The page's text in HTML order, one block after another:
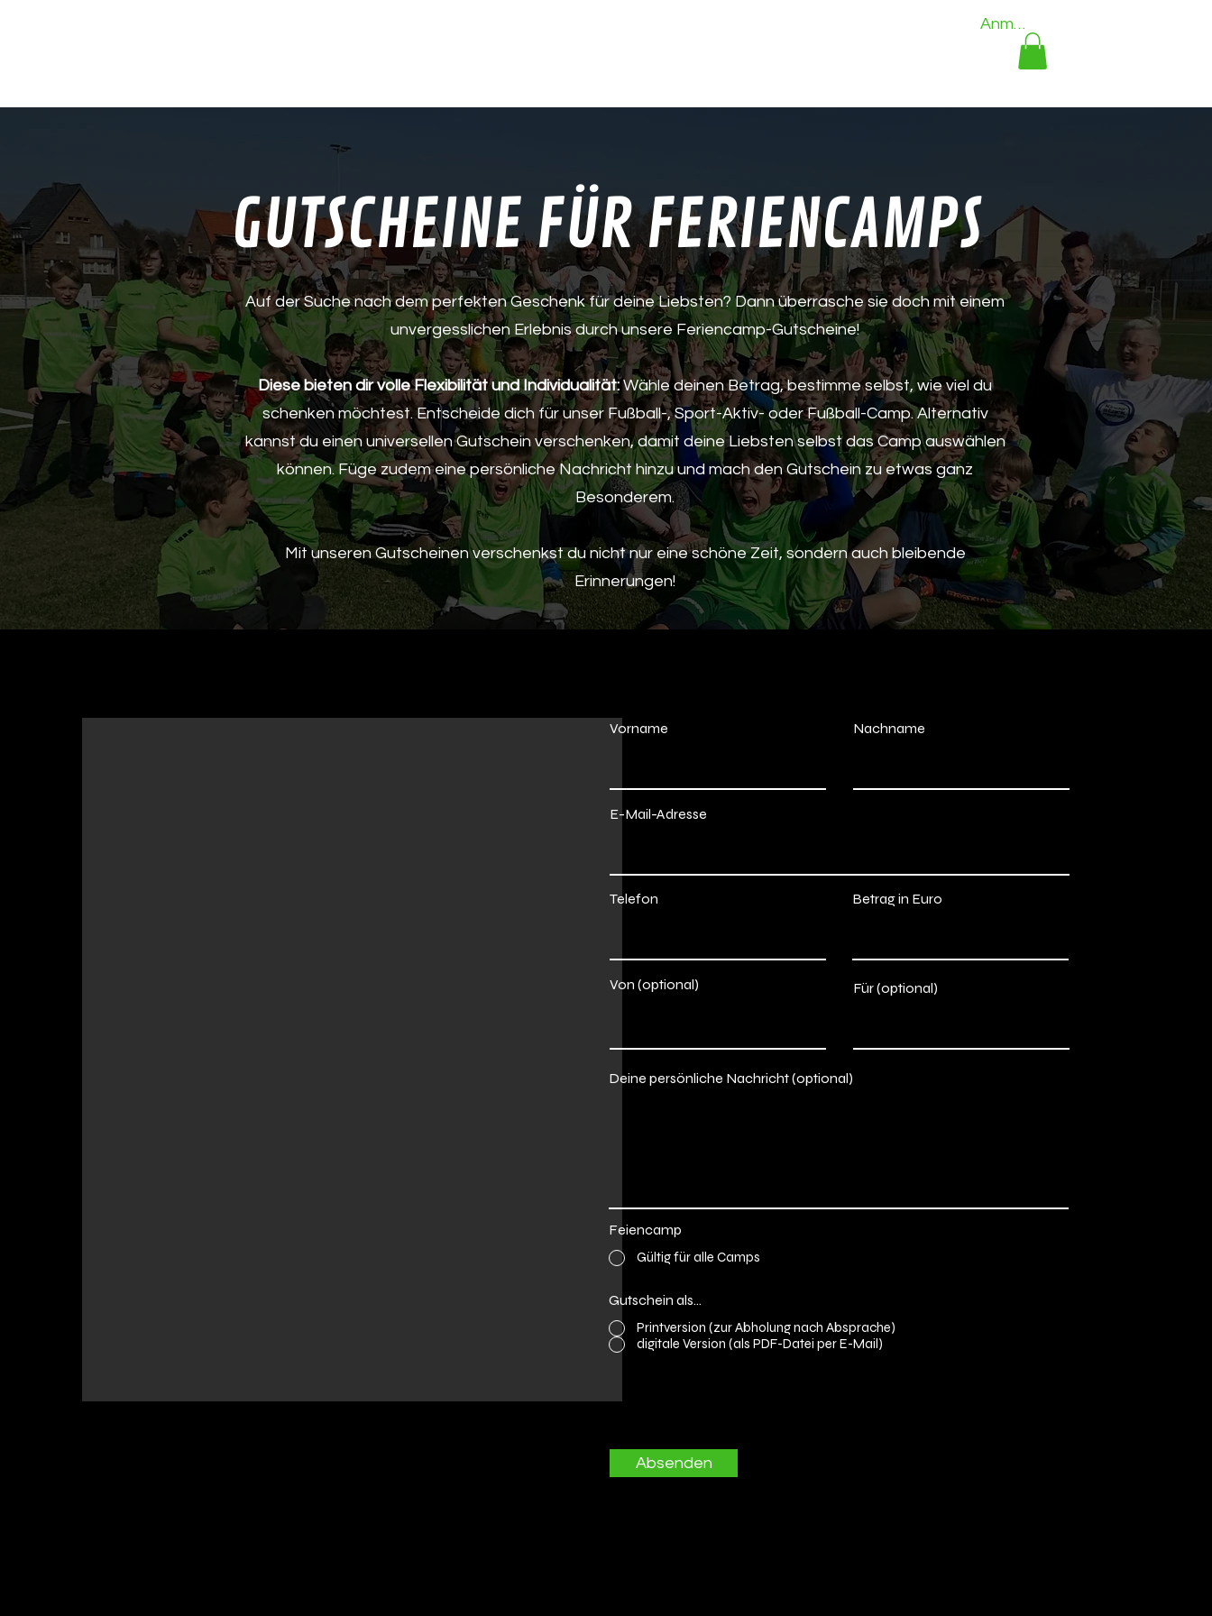
Anmelden
GUTSCHEINE FÜR FERIENCAMPS
Auf der Suche nach dem perfekten Geschenk für deine Liebsten? Dann überrasche sie doch mit einem
unvergesslichen Erlebnis durch unsere Feriencamp-Gutscheine!
Diese bieten dir volle Flexibilität und Individualität:Wähle deinen Betrag, bestimme selbst, wie viel du
schenken möchtest. Entscheide dich für unser Fußball-, Sport-Aktiv- oder Fußball-Camp. Alternativ
kannst du einen universellen Gutschein verschenken, damit deine Liebsten selbst das Camp auswählen
können. Füge zudem eine persönliche Nachricht hinzu und mach den Gutschein zu etwas ganz
Besonderem.
Mit unseren Gutscheinen verschenkst du nicht nur eine schöne Zeit, sondern auch bleibende
Erinnerungen!
Vorname Nachname
E-Mail-Adresse
Telefon
Von (optional)
Betrag in Euro
Für (optional)
Deine persönliche Nachricht (optional)
Feiencamp
Gültig für alle Camps
Gutschein als...
Printversion (zur Abholung nach Absprache)
digitale Version (als PDF-Datei per E-Mail)
Absenden